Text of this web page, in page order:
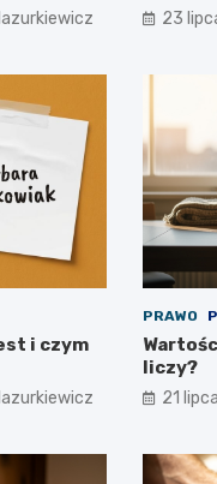
23
i czym
PRAWO
liczy?
21